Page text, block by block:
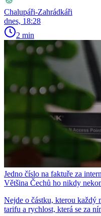
Chalupáři-Zahrádkáři
dnes, 18:28
2 min
Jedno číslo na faktuře za
Většina Čechů ho nikdy
Nejde o částku, kterou každý
tarifu a rychlost, která se za